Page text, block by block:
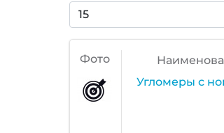
Фото
Угломеры с